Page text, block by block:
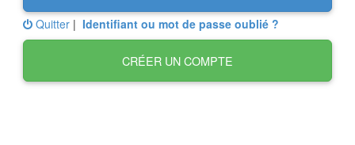
Quitter | Identifiant ou mot de passe oublié ?
CRÉER UN COMPTE